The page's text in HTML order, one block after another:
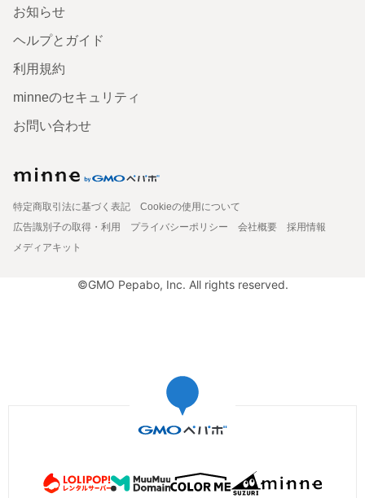
お知らせ
ヘルプとガイド
利用規約
minneのセキュリティ
お問い合わせ
特定商取引法に基づく表記
Cookieの使用について
広告識別子の取得・利用
プライバシーポリシー 会社概要
採用情報
メディアキット
©GMO Pepabo, Inc. All rights reserved.